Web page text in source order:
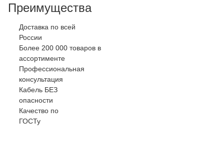
Преимущества
Доставка по всей
России
Более 200 000 товаров в
ассортименте
Профессиональная
консультация
Кабель БЕЗ
опасности
Качество по
ГОСТу